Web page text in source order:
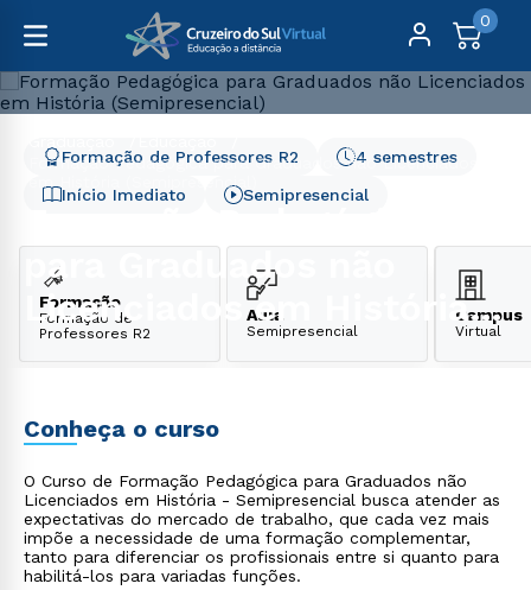
0
Formação Pedagógica para Graduados não Licenciados
em História (Semipresencial)
para Graduados não
Licenciados em História
(Semipresencial)
Início Imediato
4 semestres
Formação de Professores R2
Semipresencial
Formação
Formação de
Professores R2
Aula
Semipresencial
Campus
Virtual
Conheça o curso
O Curso de Formação Pedagógica para Graduados não
Licenciados em História - Semipresencial busca atender as
expectativas do mercado de trabalho, que cada vez mais
impõe a necessidade de uma formação complementar,
tanto para diferenciar os profissionais entre si quanto para
habilitá-los para variadas funções.